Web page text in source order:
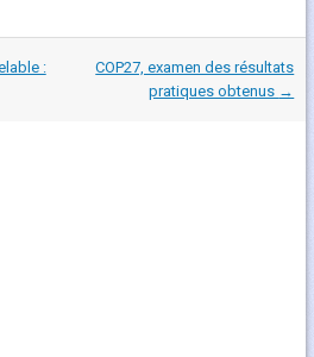
:
COP27, examen des résultats
pratiques obtenus →